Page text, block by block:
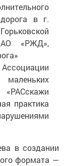
в г.
«РЖД»,
«РАСскажи
практика
в создании
формата —